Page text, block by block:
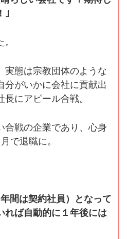
｣
実態は宗教団体のような
分がいかに会社に貢献出
にアピール合戦。
合戦の企業であり、心身
で退職に。
間は契約社員）となって
れば自動的に１年後には